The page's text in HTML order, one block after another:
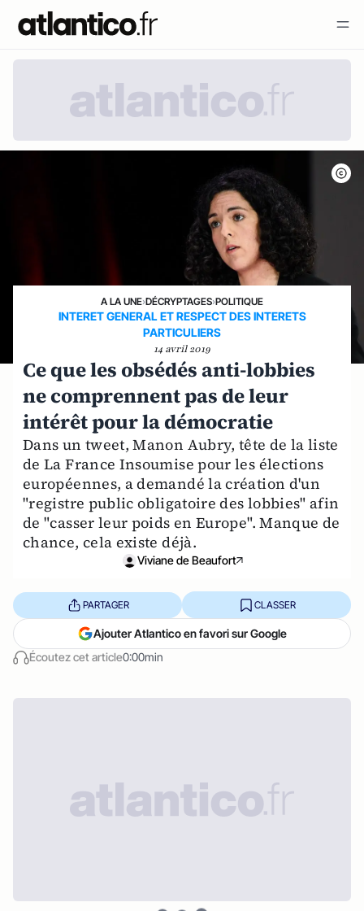
A LA UNE›DÉCRYPTAGES›POLITIQUE
INTERET GENERAL ET RESPECT DES INTERETS
PARTICULIERS
14 avril 2019
Ce que les obsédés anti-lobbies
ne comprennent pas de leur
intérêt pour la démocratie
Dans un tweet, Manon Aubry, tête de la liste
de La France Insoumise pour les élections
européennes, a demandé la création d'un
"registre public obligatoire des lobbies" afin
de "casser leur poids en Europe". Manque de
chance, cela existe déjà.
Viviane de Beaufort
Écoutez cet article0:00min
PARTAGER CLASSER
Ajouter Atlantico en favori sur Google